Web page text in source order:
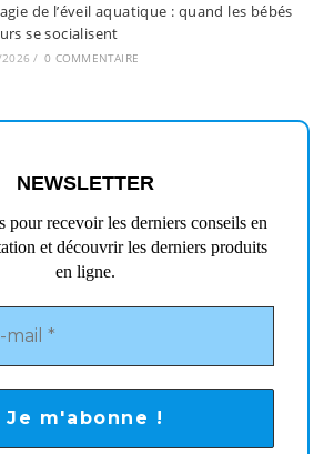
de l’éveil aquatique : quand les bébés
se socialisent
/ 0 COMMENTAIRE
NEWSLETTER
pour recevoir les derniers conseils en
et découvrir les derniers produits
en ligne.